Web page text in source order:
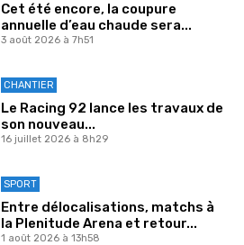
Cet été encore, la coupure
annuelle d’eau chaude sera...
3 août 2026 à 7h51
CHANTIER
Le Racing 92 lance les travaux de
son nouveau...
16 juillet 2026 à 8h29
SPORT
Entre délocalisations, matchs à
la Plenitude Arena et retour...
1 août 2026 à 13h58